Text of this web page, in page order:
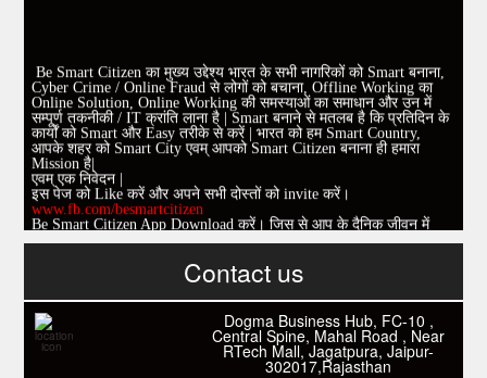
Be Smart Citizen का मुख्य उद्देश्य भारत के सभी नागरिकों को Smart बनाना,
Cyber Crime / Online Fraud से लोगों को बचाना, Offline Working का
Online Solution, Online Working की समस्याओं का समाधान और उन में
सम्पूर्ण तकनीकी / IT क्रांति लाना है | Smart बनाने से मतलब है कि प्रतिदिन के
कार्यों को Smart और Easy तरीके से करें | भारत को हम Smart Country,
आपके शहर को Smart City एवम् आपको Smart Citizen बनाना ही हमारा
Mission है|
एवम् एक निवेदन |
इस पेज को Like करें और अपने सभी दोस्तों को invite करें।
www.fb.com/besmartcitizen
https://goo.gl/fhmp6D
यदि आप को इस App में कुछ भी जानकारी लेनी हो तो कम से कम एक बार
Download कारों ओर जानो Smart Work के तरीके।
Contact us
Dogma Business Hub, FC-10 ,
Central Spine, Mahal Road , Near
RTech Mall, Jagatpura, Jaipur-
302017,Rajasthan